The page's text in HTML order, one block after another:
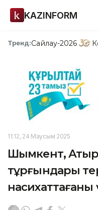
KAZINFORM
Тренд:Сайлау-2026
11:12, 24 Маусым 2025
Шымкент,
тұрғындары